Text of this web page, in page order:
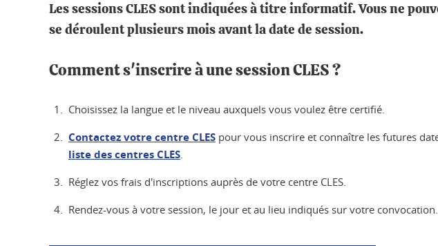
Les sessions CLES sont indiquées à titre informatif. Vous ne
se déroulent plusieurs mois avant la date de session.
Comment s'inscrire à une session CLES ?
Choisissez la langue et le niveau auxquels vous voulez être certifié.
Contactez votre centre CLES pour vous inscrire et connaître les futures
liste des centres CLES.
Réglez vos frais d'inscriptions auprès de votre centre CLES.
Rendez-vous à votre session, le jour et au lieu indiqués sur votre convocation.